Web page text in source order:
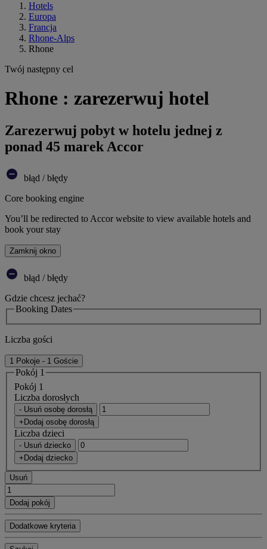
Hotels
Europa
Francja
Rhone-Alps
Rhone
Twój następny cel
Rhone : zarezerwuj hotel
Zarezerwuj pobyt w hotelu jednej z
ponad 45 marek Accor
błąd / błędy
Core booking engine
You’ll be redirected to Accor website to view available hotels and
book your stay
Zamknij okno
błąd / błędy
Gdzie chcesz jechać?
Booking Dates
Liczba gości
1 Pokoje - 1 Goście
Pokój 1
Pokój 1
Liczba dorosłych
- Usuń osobę dorosłą
+Dodaj osobę dorosłą
Liczba dzieci
- Usuń dziecko
+Dodaj dziecko
Usuń
Dodaj pokój
Dodatkowe kryteria